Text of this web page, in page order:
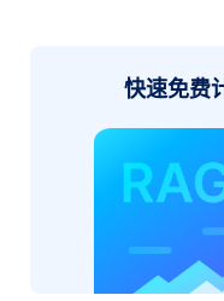
快速免费